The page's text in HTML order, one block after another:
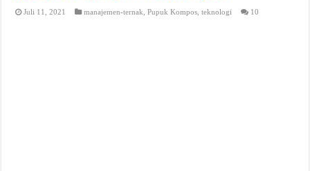
Juli 11, 2021 manajemen-ternak ,Pupuk Kompos ,teknologi 10